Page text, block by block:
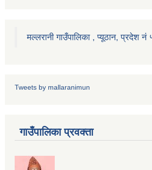
मल्लरानी गाउँपालिका , प्यूठान, प्रदेश नं
Tweets by mallaranimun
गाउँपालिका प्रवक्ता